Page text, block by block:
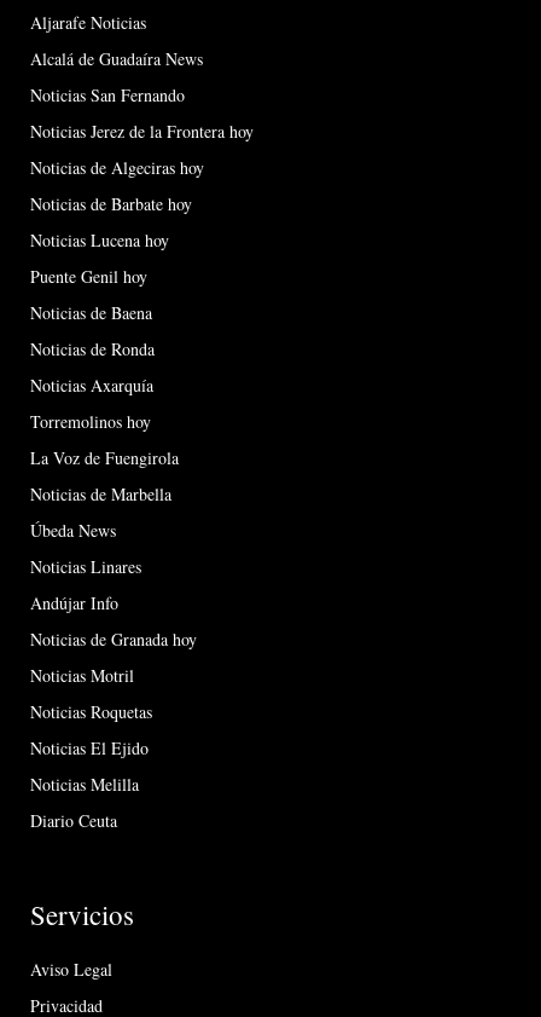
Aljarafe Noticias
Alcalá de Guadaíra News
Noticias San Fernando
Noticias Jerez de la Frontera hoy
Noticias de Algeciras hoy
Noticias de Barbate hoy
Noticias Lucena hoy
Puente Genil hoy
Noticias de Baena
Noticias de Ronda
Noticias Axarquía
Torremolinos hoy
La Voz de Fuengirola
Noticias de Marbella
Úbeda News
Noticias Linares
Andújar Info
Noticias de Granada hoy
Noticias Motril
Noticias Roquetas
Noticias El Ejido
Noticias Melilla
Diario Ceuta
Servicios
Aviso Legal
Privacidad